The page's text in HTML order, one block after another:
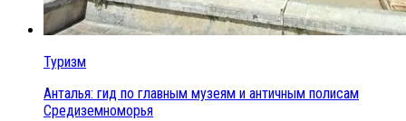
Туризм
Анталья: гид по главным музеям и античным полисам
Средиземноморья